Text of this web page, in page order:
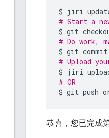
$ jiri
# Start a
$ git
# Do work,
$ git
# Upload
$ jiri
# OR
$ git push
恭喜，您已完成